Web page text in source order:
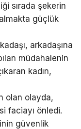
sırada şekerin
güçlük
arkadaşına
müdahalenin
kadın,
olan olayda,
faciayı önledi.
güvenlik